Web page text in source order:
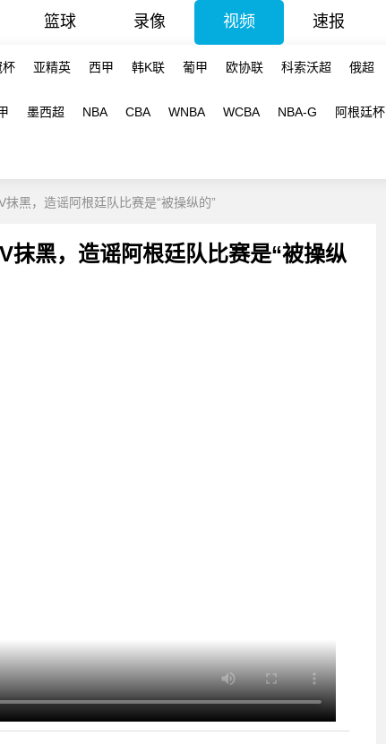
篮球 录像 视频 速报
杯 亚精英 西甲 韩K联 葡甲 欧协联 科索沃超 俄超
墨西超 NBA CBA WNBA WCBA NBA-G 阿根廷杯
黑，造谣阿根廷队比赛是“被操纵的”
抹黑，造谣阿根廷队比赛是“被操纵